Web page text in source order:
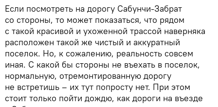
Если посмотреть на дорогу Сабунчи-Забрат
со стороны, то может показаться, что рядом
с такой красивой и ухоженной трассой наверняка
расположен такой же чистый и аккуратный
поселок. Но, к сожалению, реальность совсем
иная. С какой бы стороны не въехать в поселок,
нормальную, отремонтированную дорогу
не встретишь – их тут попросту нет. При этом
стоит только пойти дождю, как дороги на въезде